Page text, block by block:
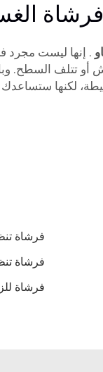
. إنها ليست مجرد
أو تتلف السطح.
لكنها
فرشاة
فرشاة
فرشاة